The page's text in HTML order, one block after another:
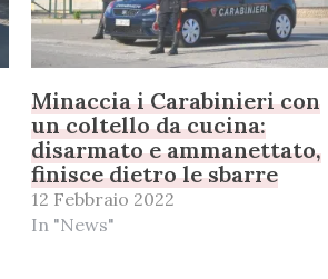
Minaccia i Carabinieri con
un coltello da cucina:
disarmato e ammanettato,
finisce dietro le sbarre
12 Febbraio 2022
In "News"